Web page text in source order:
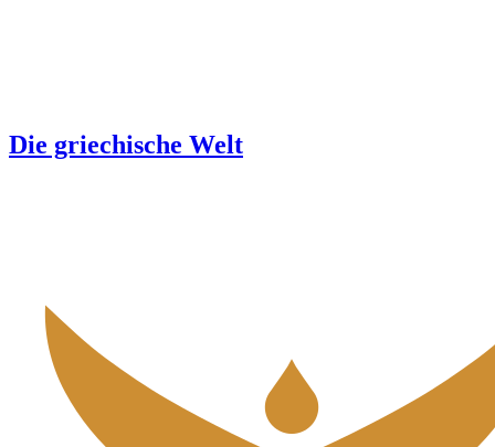
Die griechische Welt